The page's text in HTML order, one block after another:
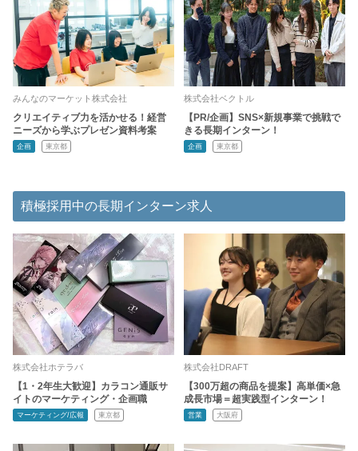
みんなのマーケット株式会社
クリエイティブ力を活かせる！経営
ニーズから学ぶプレゼン資料考案
企画 東京都
株式会社ベクトル
【PR/企画】SNS×新規事業で挑戦で
きる長期インターン！
企画 東京都
積極採用中の長期インターン求人
株式会社ホテラバ
【1・2年生大歓迎】カラコン通販サ
イトのマーケティング・企画職
マーケティング/広報 東京都
株式会社DRAFT
【300万超の商品を提案】高単価×急
成長市場＝超実践型インターン！
営業 大阪府